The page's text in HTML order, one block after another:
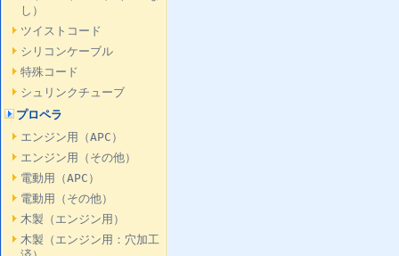
し）
ツイストコード
シリコンケーブル
特殊コード
シュリンクチューブ
プロペラ
エンジン用（APC）
エンジン用（その他）
電動用（APC）
電動用（その他）
木製（エンジン用）
木製（エンジン用：穴加工